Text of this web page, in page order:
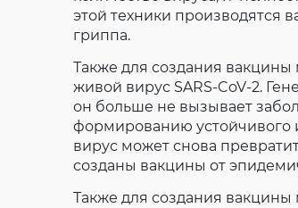
этой техники производятся
гриппа.
Также для создания
живой вирус SARS-CoV-2.
он больше не вызывает
формированию устойчивого
вирус может снова
созданы вакцины от
Также для создания